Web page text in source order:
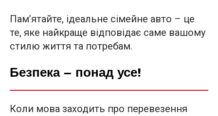
Пам’ятайте, ідеальне сімейне авто – це
те, яке найкраще відповідає саме вашому
стилю життя та потребам.
Безпека – понад усе!
Коли мова заходить про перевезення